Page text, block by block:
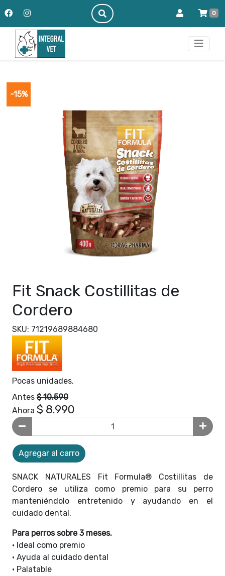
0
-15%
Fit Snack Costillitas de
Cordero
SKU: 71219689884680
Pocas unidades.
Antes $ 10.590
Ahora $ 8.990
Agregar al carro
SNACK NATURALES Fit Formula® Costillitas de
Cordero se utiliza como premio para su perro
manteniéndolo entretenido y ayudando en el
cuidado dental.
Para perros sobre 3 meses.
• Ideal como premio
• Ayuda al cuidado dental
• Palatable